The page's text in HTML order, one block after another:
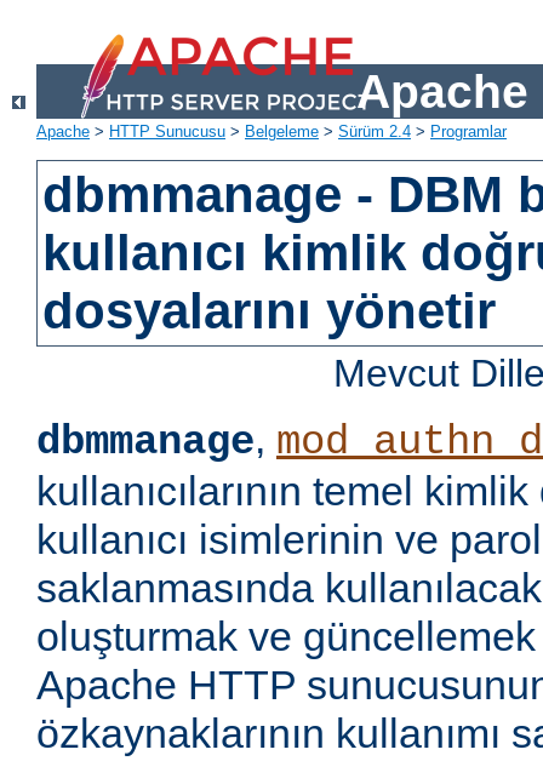
Apache
Apache > HTTP Sunucusu > Belgeleme > Sürüm 2.4 > Programlar
dbmmanage - DBM
kullanıcı kimlik
dosyalarını yönetir
Mevcut
dbmmanage,
kullanıcılarının temel
kullanıcı isimlerinin ve
saklanmasında
oluşturmak ve güncellemek
Apache HTTP
özkaynaklarının kullanımı